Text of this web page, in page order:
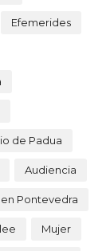
Efemerides
de Padua
Audiencia
Pontevedra
Mujer